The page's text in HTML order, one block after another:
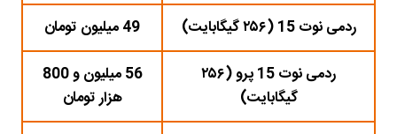
ردمی نوت 15 (۲۵۶ گیگابایت)
49 میلیون تومان
ردمی نوت 15 پرو (۲۵۶
گیگابایت)
56 میلیون و 800
هزار تومان